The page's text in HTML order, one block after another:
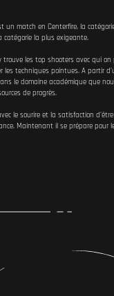
un match en Centerfire, la
catégorie la plus exigeante.
trouve les top shooters avec qui
les techniques pointues. A partir
le domaine académique que
de progrès.
le sourire et la satisfaction
Maintenant il se prépare pour